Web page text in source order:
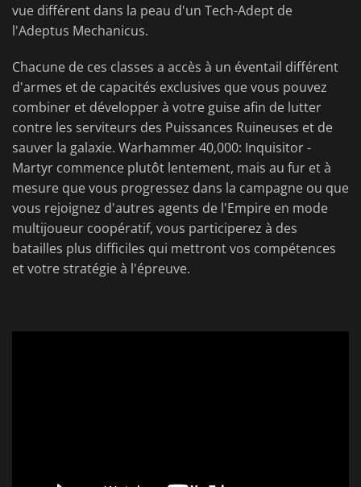
vue différent dans la peau d'un Tech-Adept de
l'Adeptus Mechanicus.
Chacune de ces classes a accès à un éventail différent
d'armes et de capacités exclusives que vous pouvez
combiner et développer à votre guise afin de lutter
contre les serviteurs des Puissances Ruineuses et de
sauver la galaxie. Warhammer 40,000: Inquisitor -
Martyr commence plutôt lentement, mais au fur et à
mesure que vous progressez dans la campagne ou que
vous rejoignez d'autres agents de l'Empire en mode
multijoueur coopératif, vous participerez à des
batailles plus difficiles qui mettront vos compétences
et votre stratégie à l'épreuve.